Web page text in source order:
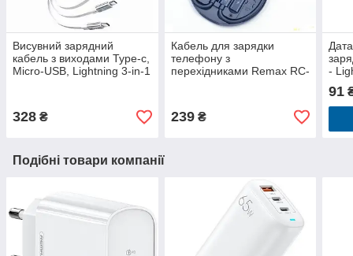
Висувний зарядний
кабель з виходами Type-c,
Micro-USB, Lightning 3-in-1
328 ₴
Кабель для зарядки
телефону з
перехідниками Remax RC-
239₴
-
91
Подібні товари компанії